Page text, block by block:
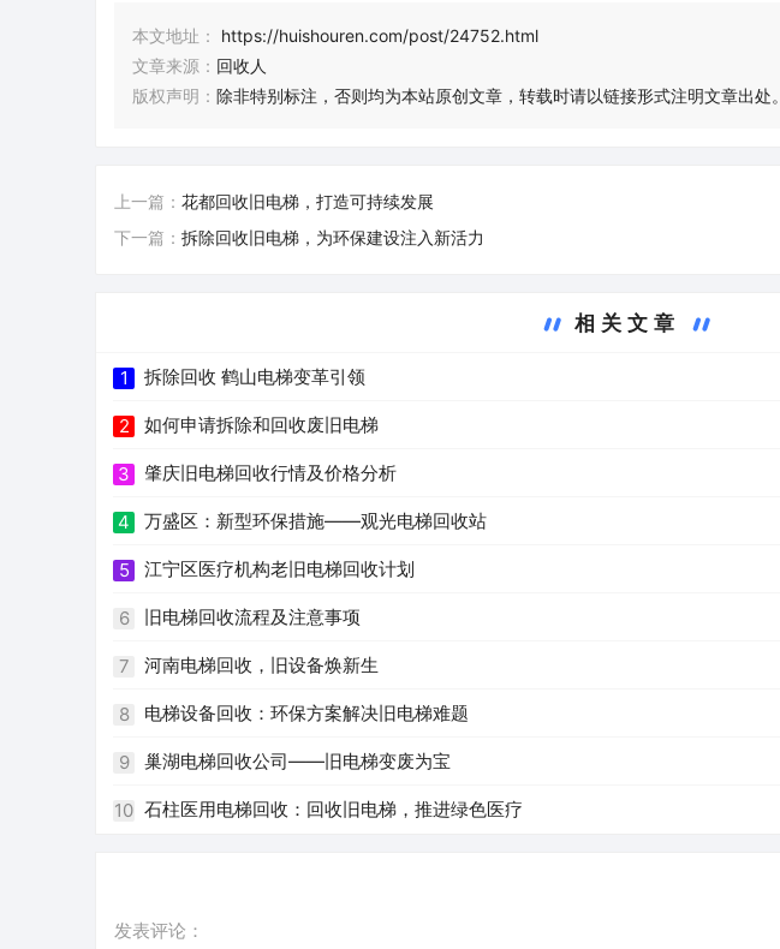
本文地址：
https://huishouren.com/post/24752.html
文章来源： 回收人
版权声明： 除非特别标注，否则均为本站原创文章，转载时请以链接形式注明文章出处。
上一篇： 花都回收旧电梯，打造可持续发展
下一篇： 拆除回收旧电梯，为环保建设注入新活力
相关文章
1 拆除回收 鹤山电梯变革引领
2 如何申请拆除和回收废旧电梯
3 肇庆旧电梯回收行情及价格分析
4 万盛区：新型环保措施——观光电梯回收站
5 江宁区医疗机构老旧电梯回收计划
6 旧电梯回收流程及注意事项
7 河南电梯回收，旧设备焕新生
8 电梯设备回收：环保方案解决旧电梯难题
9 巢湖电梯回收公司——旧电梯变废为宝
10 石柱医用电梯回收：回收旧电梯，推进绿色医疗
发表评论：